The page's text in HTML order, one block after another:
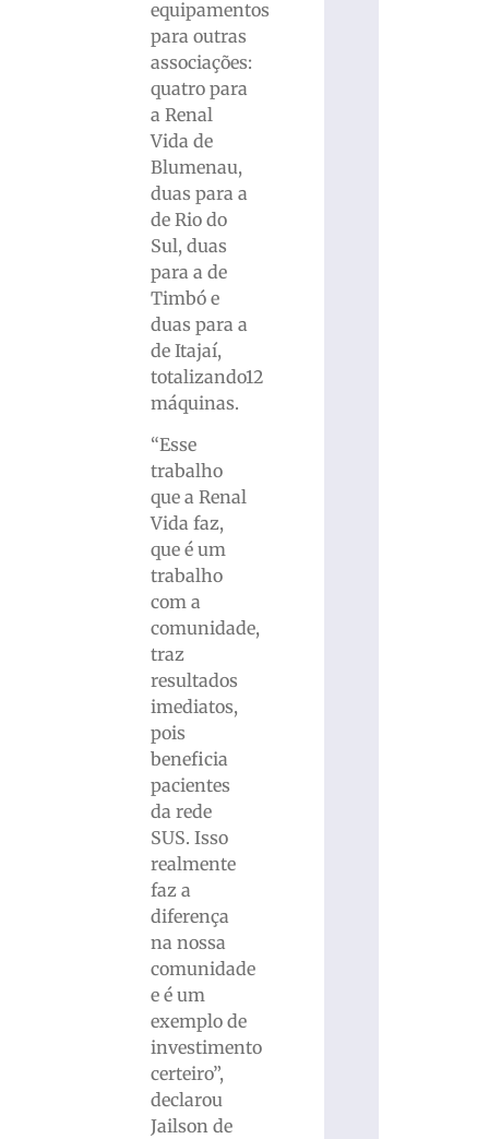
equipamentos
para outras
associações:
quatro para
a Renal
Vida de
Blumenau,
duas para a
de Rio do
Sul, duas
para a de
Timbó e
duas para a
de Itajaí,
totalizando12
máquinas.
“Esse
trabalho
que a Renal
Vida faz,
que é um
trabalho
com a
comunidade,
traz
resultados
imediatos,
pois
beneficia
pacientes
da rede
SUS. Isso
realmente
faz a
diferença
na nossa
comunidade
e é um
exemplo de
investimento
certeiro”,
declarou
Jailson de